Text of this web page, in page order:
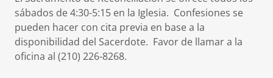
sábados de 4:30-5:15 en la Iglesia. Confesiones se
pueden hacer con cita previa en base a la
disponibilidad del Sacerdote. Favor de llamar a la
oficina al (210) 226-8268.